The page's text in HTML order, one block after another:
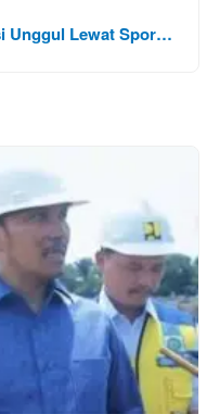
Unggul Lewat Spor…